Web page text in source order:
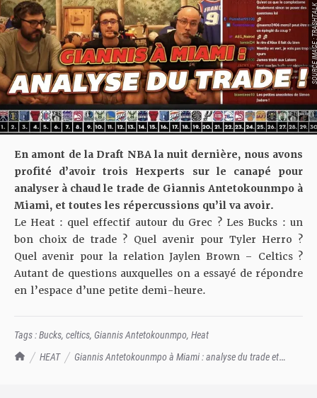
TrashTalk Actu NBA
HEAT
Giannis Antetokounmpo à Miami : analyse du trade et
SOURCE
En amont de la Draft NBA la nuit dernière, nous avons
profité d’avoir trois Hexperts sur le canapé pour
analyser à chaud le trade de Giannis Antetokounmpo à
Miami, et toutes les répercussions qu’il va avoir.
Le Heat : quel effectif autour du Grec ? Les Bucks : un
bon choix de trade ? Quel avenir pour Tyler Herro ?
Quel avenir pour la relation Jaylen Brown – Celtics ?
Autant de questions auxquelles on a essayé de répondre
en l’espace d’une petite demi-heure.
Tags :Bucks, celtics, Giannis Antetokounmpo, Heat